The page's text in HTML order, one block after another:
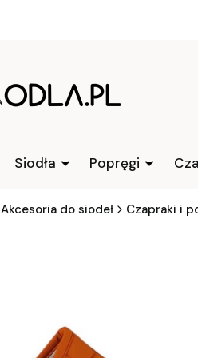
Siodła Popręgi
Akcesoria do siodeł Czapraki i